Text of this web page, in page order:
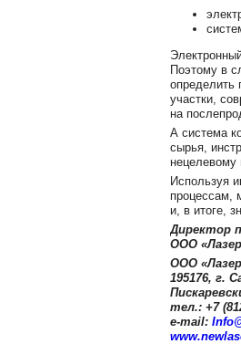
Поэтому в
определить
участки,
на
А система
сырья,
Используя
процессам,
и, в итоге,
Директор
ООО
ООО
195176, г.
тел.: +7
е-mail: